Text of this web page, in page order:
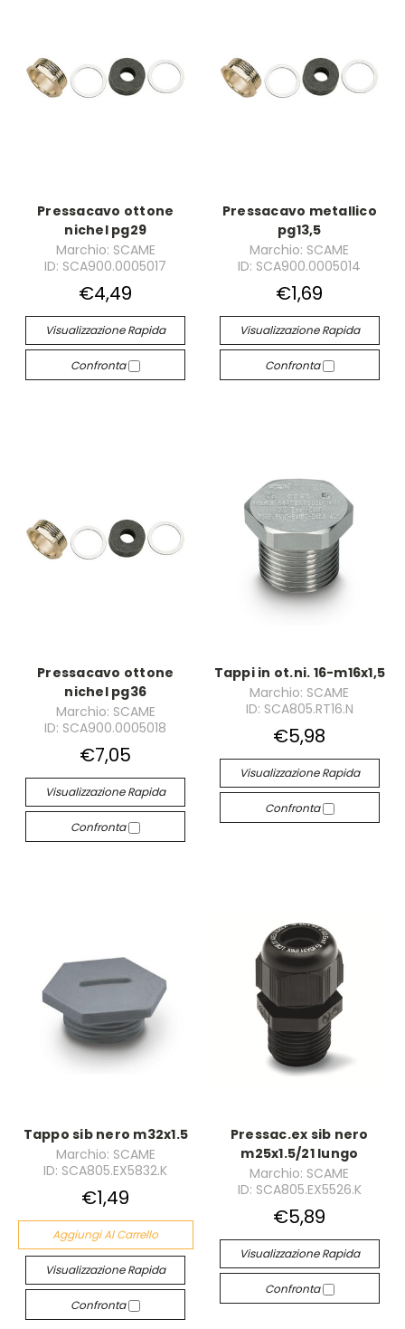
Pressacavo ottone
nichel pg29
Marchio: SCAME
ID: SCA900.0005017
€4,49
Visualizzazione Rapida
Confronta
Pressacavo metallico
pg13,5
Marchio: SCAME
ID: SCA900.0005014
€1,69
Visualizzazione Rapida
Confronta
Pressacavo ottone
nichel pg36
Marchio: SCAME
ID: SCA900.0005018
€7,05
Visualizzazione Rapida
Confronta
Tappi in ot.ni. 16-m16x1,5
Marchio: SCAME
ID: SCA805.RT16.N
€5,98
Visualizzazione Rapida
Confronta
Tappo sib nero m32x1.5
Marchio: SCAME
ID: SCA805.EX5832.K
€1,49
Aggiungi Al Carrello
Visualizzazione Rapida
Confronta
Pressac.ex sib nero
m25x1.5/21 lungo
Marchio: SCAME
ID: SCA805.EX5526.K
€5,89
Visualizzazione Rapida
Confronta